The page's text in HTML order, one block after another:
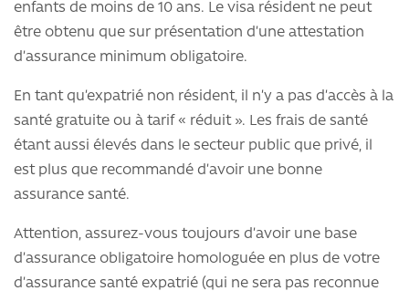
enfants de moins de 10 ans. Le visa résident ne peut
être obtenu que sur présentation d’une attestation
d’assurance minimum obligatoire.
En tant qu’expatrié non résident, il n’y a pas d’accès à la
santé gratuite ou à tarif « réduit ». Les frais de santé
étant aussi élevés dans le secteur public que privé, il
est plus que recommandé d’avoir une bonne
assurance santé.
Attention, assurez-vous toujours d’avoir une base
d’assurance obligatoire homologuée en plus de votre
d’assurance santé expatrié (qui ne sera pas reconnue